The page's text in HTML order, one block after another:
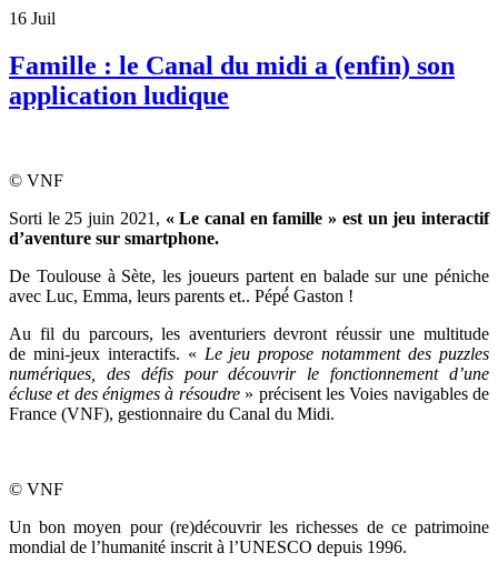
16 Juil
Famille : le Canal du midi a (enfin) son
application ludique
© VNF
Sorti le 25 juin 2021, « Le canal en famille » est un jeu interactif
d’aventure sur smartphone.
De Toulouse à Sète, les joueurs partent en balade sur une péniche
avec Luc, Emma, leurs parents et.. Pépé́ Gaston !
Au fil du parcours, les aventuriers devront réussir une multitude
de mini-jeux interactifs. « Le jeu propose notamment des puzzles
numériques, des défis pour découvrir le fonctionnement d’une
écluse et des énigmes à résoudre» précisent les Voies navigables de
France (VNF), gestionnaire du Canal du Midi.
© VNF
Un bon moyen pour (re)découvrir les richesses de ce patrimoine
mondial de l’humanité inscrit à l’UNESCO depuis 1996.